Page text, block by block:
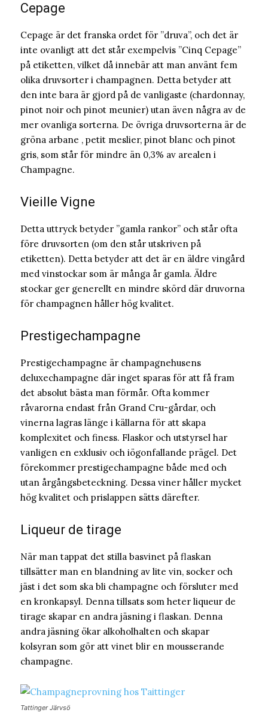
Cepage
Cepage är det franska ordet för ”druva”, och det är
inte ovanligt att det står exempelvis ”Cinq Cepage”
på etiketten, vilket då innebär att man använt fem
olika druvsorter i champagnen. Detta betyder att
den inte bara är gjord på de vanligaste (chardonnay,
pinot noir och pinot meunier) utan även några av de
mer ovanliga sorterna. De övriga druvsorterna är de
gröna arbane , petit meslier, pinot blanc och pinot
gris, som står för mindre än 0,3% av arealen i
Champagne.
Vieille Vigne
Detta uttryck betyder ”gamla rankor” och står ofta
före druvsorten (om den står utskriven på
etiketten). Detta betyder att det är en äldre vingård
med vinstockar som är många år gamla. Äldre
stockar ger generellt en mindre skörd där druvorna
för champagnen håller hög kvalitet.
Prestigechampagne
Prestigechampagne är champagnehusens
deluxechampagne där inget sparas för att få fram
det absolut bästa man förmår. Ofta kommer
råvarorna endast från Grand Cru-gårdar, och
vinerna lagras länge i källarna för att skapa
komplexitet och finess. Flaskor och utstyrsel har
vanligen en exklusiv och iögonfallande prägel. Det
förekommer prestigechampagne både med och
utan årgångsbeteckning. Dessa viner håller mycket
hög kvalitet och prislappen sätts därefter.
Liqueur de tirage
När man tappat det stilla basvinet på flaskan
tillsätter man en blandning av lite vin, socker och
jäst i det som ska bli champagne och försluter med
en kronkapsyl. Denna tillsats som heter liqueur de
tirage skapar en andra jäsning i flaskan. Denna
andra jäsning ökar alkoholhalten och skapar
kolsyran som gör att vinet blir en mousserande
champagne.
Tattinger Järvsö